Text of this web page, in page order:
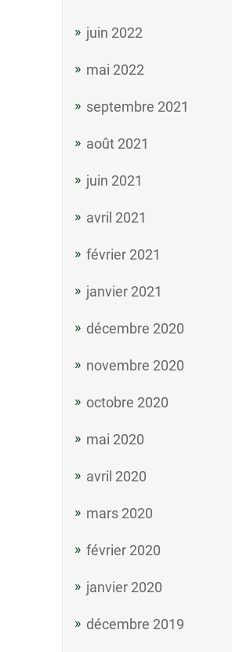
juin 2022
mai 2022
septembre 2021
août 2021
juin 2021
avril 2021
février 2021
janvier 2021
décembre 2020
novembre 2020
octobre 2020
mai 2020
avril 2020
mars 2020
février 2020
janvier 2020
décembre 2019